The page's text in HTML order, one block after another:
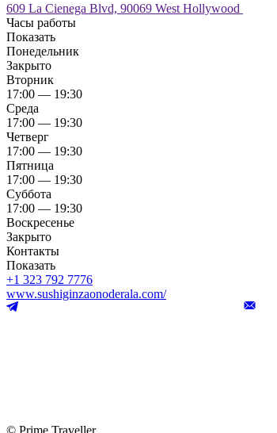
609 La Cienega Blvd, 90069 West Hollywood
Часы работы
Показать
Понедельник
Закрыто
Вторник
17:00 — 19:30
Среда
17:00 — 19:30
Четверг
17:00 — 19:30
Пятница
17:00 — 19:30
Суббота
17:00 — 19:30
Воскресенье
Закрыто
Контакты
Показать
+1 323 792 7776
www.sushiginzaonoderala.com/
© Prime Traveller